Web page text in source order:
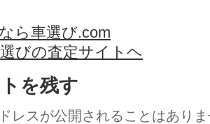
ら車選び.com
びの査定サイトヘ
を残す
レスが公開されることはあり